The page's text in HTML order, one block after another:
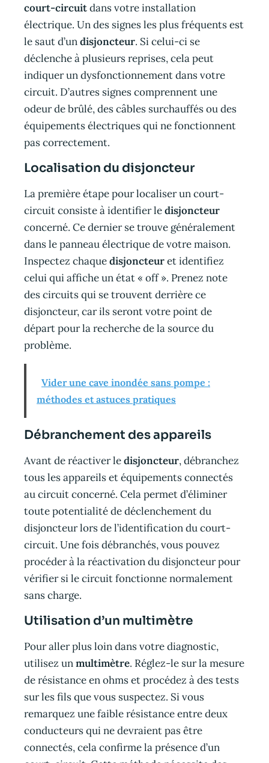
court-circuitdans votre installation
électrique. Un des signes les plus fréquents est
le saut d’undisjoncteur. Si celui-ci se
déclenche à plusieurs reprises, cela peut
indiquer un dysfonctionnement dans votre
circuit. D’autres signes comprennent une
odeur de brûlé, des câbles surchauffés ou des
équipements électriques qui ne fonctionnent
pas correctement.
Localisation du disjoncteur
La première étape pour localiser un court-
circuit consiste à identifier ledisjoncteur
concerné. Ce dernier se trouve généralement
dans le panneau électrique de votre maison.
Inspectez chaquedisjoncteuret identifiez
celui qui affiche un état « off ». Prenez note
des circuits qui se trouvent derrière ce
disjoncteur, car ils seront votre point de
départ pour la recherche de la source du
problème.
Vider une cave inondée sans pompe :
méthodes et astuces pratiques
Débranchement des appareils
Avant de réactiver ledisjoncteur, débranchez
tous les appareils et équipements connectés
au circuit concerné. Cela permet d’éliminer
toute potentialité de déclenchement du
disjoncteur lors de l’identification du court-
circuit. Une fois débranchés, vous pouvez
procéder à la réactivation du disjoncteur pour
vérifier si le circuit fonctionne normalement
sans charge.
Utilisation d’un multimètre
Pour aller plus loin dans votre diagnostic,
utilisez unmultimètre. Réglez-le sur la mesure
de résistance en ohms et procédez à des tests
sur les fils que vous suspectez. Si vous
remarquez une faible résistance entre deux
conducteurs qui ne devraient pas être
connectés, cela confirme la présence d’un